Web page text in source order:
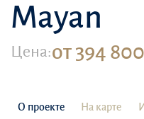
Mayan
Цена:от 394
О проекте На карте